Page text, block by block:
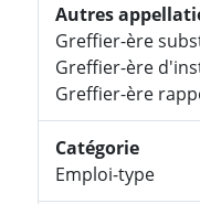
Autres
Greffier-ère
Greffier-ère
Greffier-ère
Catégorie
Emploi-type